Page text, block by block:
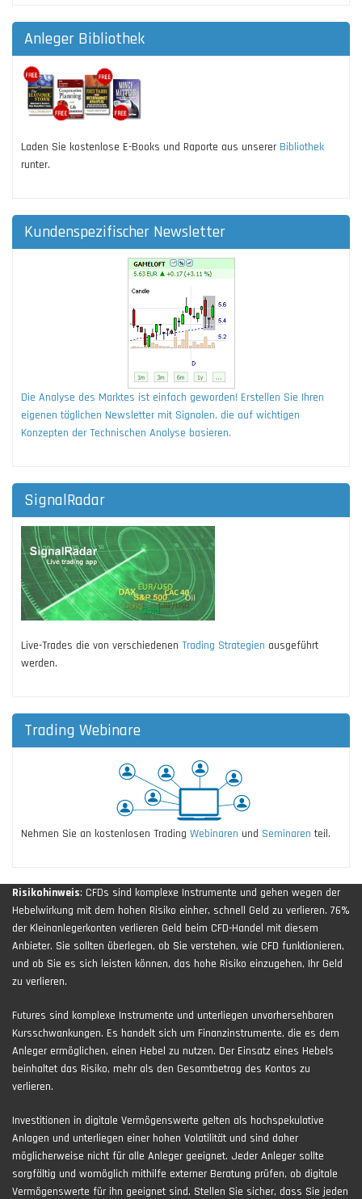
Anleger Bibliothek
Laden Sie kostenlose E-Books und Raporte aus unserer Bibliothek
runter.
Kundenspezifischer Newsletter
Die Analyse des Marktes ist einfach geworden! Erstellen Sie Ihren
eigenen täglichen Newsletter mit Signalen, die auf wichtigen
Konzepten der Technischen Analyse basieren.
SignalRadar
Live-Trades die von verschiedenen Trading Strategien ausgeführt
werden.
Trading Webinare
Nehmen Sie an kostenlosen Trading Webinaren und Seminaren teil.
Risikohinweis: CFDs sind komplexe Instrumente und gehen wegen der
Hebelwirkung mit dem hohen Risiko einher, schnell Geld zu verlieren. 76%
der Kleinanlegerkonten verlieren Geld beim CFD-Handel mit diesem
Anbieter. Sie sollten überlegen, ob Sie verstehen, wie CFD funktionieren,
und ob Sie es sich leisten können, das hohe Risiko einzugehen, Ihr Geld
zu verlieren.
Futures sind komplexe Instrumente und unterliegen unvorhersehbaren
Kursschwankungen. Es handelt sich um Finanzinstrumente, die es dem
Anleger ermöglichen, einen Hebel zu nutzen. Der Einsatz eines Hebels
beinhaltet das Risiko, mehr als den Gesamtbetrag des Kontos zu
verlieren.
Investitionen in digitale Vermögenswerte gelten als hochspekulative
Anlagen und unterliegen einer hohen Volatilität und sind daher
möglicherweise nicht für alle Anleger geeignet. Jeder Anleger sollte
sorgfältig und womöglich mithilfe externer Beratung prüfen, ob digitale
Vermögenswerte für ihn geeignet sind. Stellen Sie sicher, dass Sie jeden